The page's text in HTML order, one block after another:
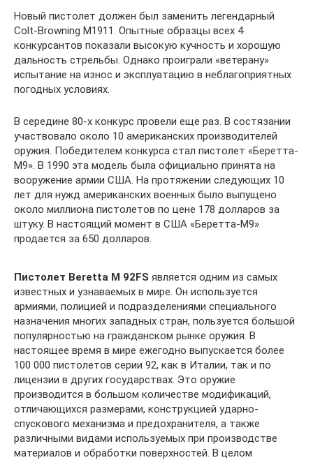
Новый пистолет должен был заменить легендарный
Colt-Browning M1911. Опытные образцы всех 4
конкурсантов показали высокую кучность и хорошую
дальность стрельбы. Однако проиграли «ветерану»
испытание на износ и эксплуатацию в неблагоприятных
погодных условиях.
В середине 80-х конкурс провели еще раз. В состязании
участвовало около 10 американских производителей
оружия. Победителем конкурса стал пистолет «Беретта-
М9». В 1990 эта модель была официально принята на
вооружение армии США. На протяжении следующих 10
лет для нужд американских военных было выпущено
около миллиона пистолетов по цене 178 долларов за
штуку. В настоящий момент в США «Беретта-М9»
продается за 650 долларов.
Пистолет Beretta M 92FS является одним из самых
известных и узнаваемых в мире. Он используется
армиями, полицией и подразделениями специального
назначения многих западных стран, пользуется большой
популярностью на гражданском рынке оружия. В
настоящее время в мире ежегодно выпускается более
100 000 пистолетов серии 92, как в Италии, так и по
лицензии в других государствах. Это оружие
производится в большом количестве модификаций,
отличающихся размерами, конструкцией ударно-
спускового механизма и предохранителя, а также
различными видами используемых при производстве
материалов и обработки поверхностей. В целом